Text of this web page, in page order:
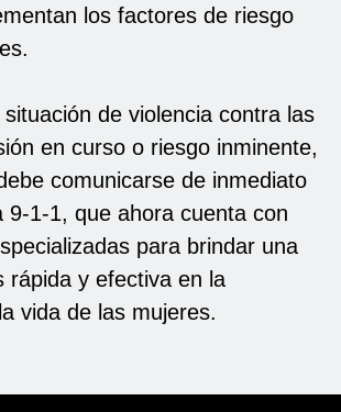
los factores de riesgo
de violencia contra las
en curso o riesgo inminente,
comunicarse de inmediato
9-1-1, que ahora cuenta con
para brindar una
rápida y efectiva en la
vida de las mujeres.